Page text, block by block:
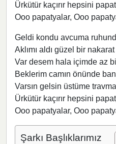
Ürkütür kaçırır hepsini
Ooo papatyalar, Ooo
Geldi kondu avcuma
Aklımı aldı güzel bir
Var desem hala içimde az
Beklerim camın önünde
Varsın gelsin üstüme
Ürkütür kaçırır hepsini
Ooo papatyalar, Ooo
Şarkı Başlıklarımız